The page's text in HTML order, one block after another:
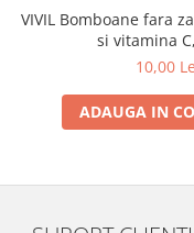
VIVIL Bomboane fara
si vitamina
10,00
ADAUGA IN